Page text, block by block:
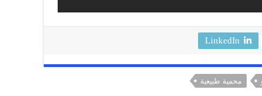
LinkedIn
محمية طبيعية